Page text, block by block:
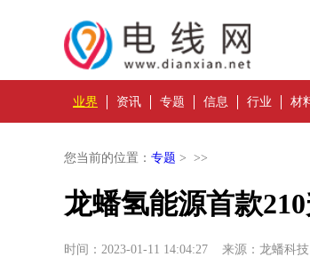
业界 资讯 专题 信息 行业 材
您当前的位置： 专题 > >>
龙蟠氢能源首款
时间：2023-01-11 14:04:27 来源：龙蟠科技